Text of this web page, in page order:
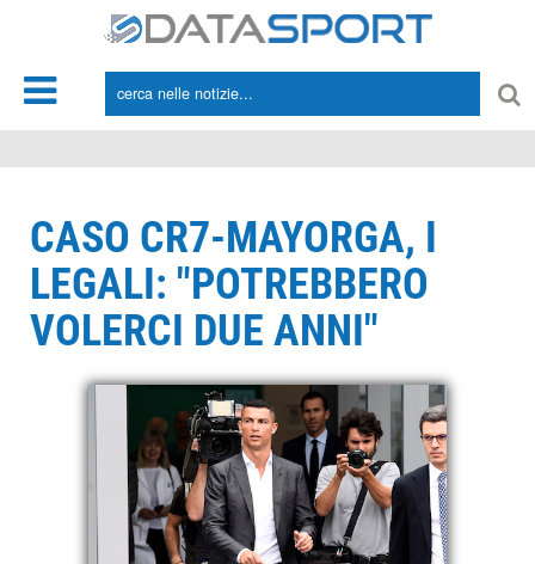
CASO CR7-MAYORGA, I
LEGALI: "POTREBBERO
VOLERCI DUE ANNI"